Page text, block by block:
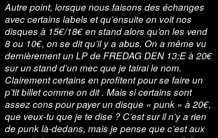
Autre point, lorsque nous faisons des échanges
avec certains labels et qu’ensuite on voit nos
disques à 15€/18€ en stand alors qu’on les vend
8 ou 10€, on se dit qu’il y a abus. On a même vu
dernièrement un LP de FREDAG DEN 13:E à 20€
sur un stand d’un mec que je tairai le nom.
Clairement certains en profitent pour se faire un
p’tit billet comme on dit . Mais si certains sont
assez cons pour payer un disque « punk » à 20€,
que veux-tu que je te dise ? C’est sur il n’y a rien
de punk là-dedans, mais je pense que c’est aux